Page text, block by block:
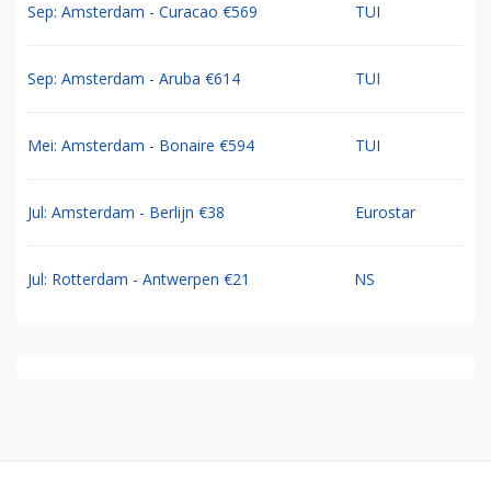
Sep: Amsterdam - Curacao €569 TUI
Sep: Amsterdam - Aruba €614 TUI
Mei: Amsterdam - Bonaire €594 TUI
Jul: Amsterdam - Berlijn €38 Eurostar
Jul: Rotterdam - Antwerpen €21 NS